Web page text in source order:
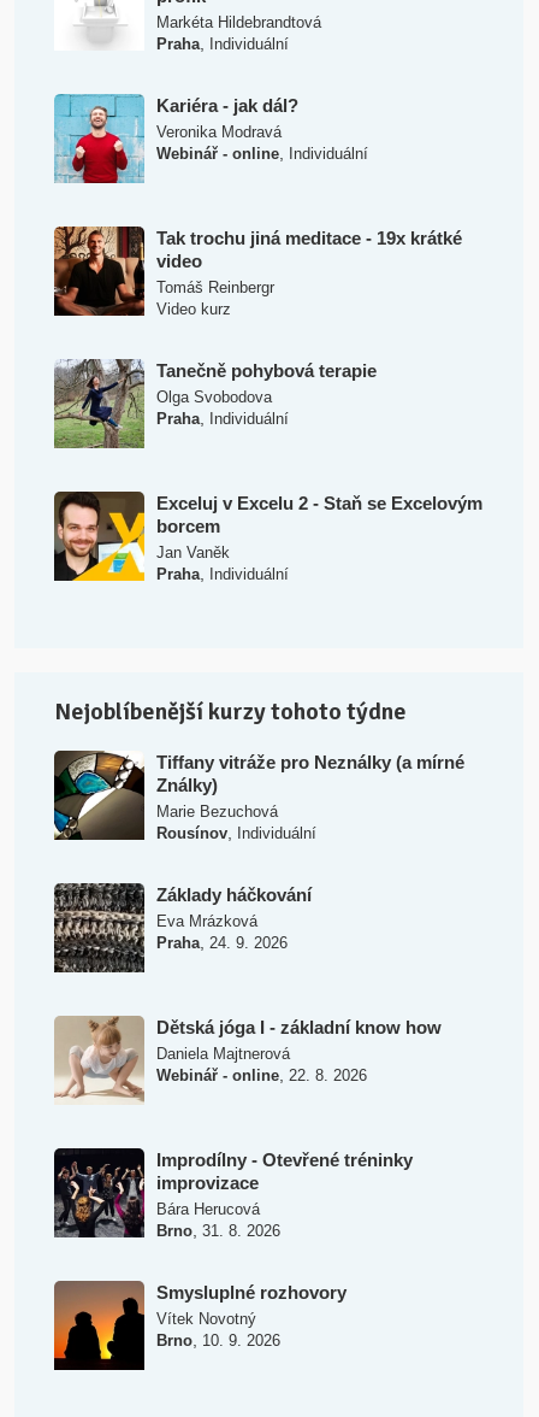
Markéta Hildebrandtová
Praha, Individuální
Kariéra - jak dál?
Veronika Modravá
Webinář - online, Individuální
Tak trochu jiná meditace - 19x krátké
video
Tomáš Reinbergr
Video kurz
Tanečně pohybová terapie
Olga Svobodova
Praha, Individuální
Exceluj v Excelu 2 - Staň se Excelovým
borcem
Jan Vaněk
Praha, Individuální
Nejoblíbenější kurzy tohoto týdne
Tiffany vitráže pro Neználky (a mírné
Ználky)
Marie Bezuchová
Rousínov, Individuální
Základy háčkování
Eva Mrázková
Praha, 24. 9. 2026
Dětská jóga I - základní know how
Daniela Majtnerová
Webinář - online, 22. 8. 2026
Improdílny - Otevřené tréninky
improvizace
Bára Herucová
Brno, 31. 8. 2026
Smysluplné rozhovory
Vítek Novotný
Brno, 10. 9. 2026